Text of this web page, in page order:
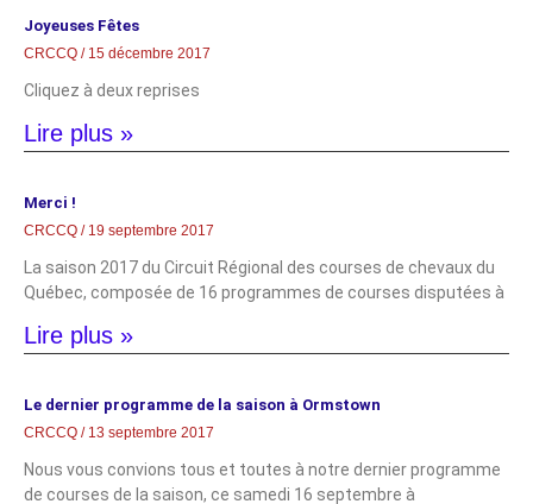
Joyeuses Fêtes
CRCCQ 15 décembre 2017
Cliquez à deux reprises
Lire plus »
Merci !
CRCCQ 19 septembre 2017
La saison 2017 du Circuit Régional des courses de chevaux du
Québec, composée de 16 programmes de courses disputées à
Lire plus »
Le dernier programme de la saison à Ormstown
CRCCQ 13 septembre 2017
Nous vous convions tous et toutes à notre dernier programme
de courses de la saison, ce samedi 16 septembre à